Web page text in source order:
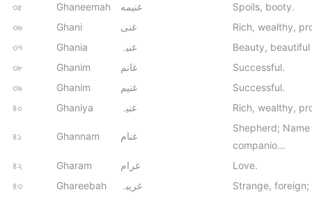
৩৫
Ghaneemah غنیمه
Spoils, booty.
৩৬
Ghani غنی
Rich, wealthy,
৩৭
Ghania غنیہ
Beauty,
৩৮
Ghanim غانم
Successful.
৩৯
Ghanim غنیم
Successful.
৪০
Ghaniya غنیہ Rich, wealthy,
৪১ Ghannam غنام
Shepherd;
companio…
৪২
Gharam غرام
Love.
৪৩
Ghareebah غریبہ
Strange,